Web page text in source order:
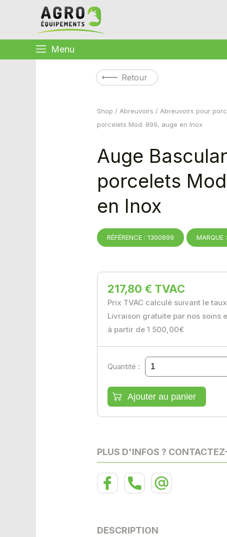
Menu
Retour
Shop / Abreuvoirs / Abreuvoirs pour
porcelets Mod. 899, auge en Inox
Auge
porcelets
en Inox
RÉFÉRENCE : 1300899 MARQUE
217,80 € TVAC
Prix TVAC calculé suivant le
Livraison gratuite par nos soins
à partir de 1 500,00€
Quantité :
PLUS D'INFOS ?
DESCRIPTION